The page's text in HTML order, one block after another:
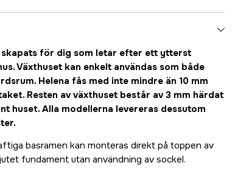
skapats för dig som letar efter ett ytterst
Växthuset kan enkelt användas som både
Helena fås med inte mindre än 10 mm
Resten av växthuset består av 3 mm härdat
huset. Alla modellerna levereras dessutom
basramen kan monteras direkt på toppen av
fundament utan användning av sockel.